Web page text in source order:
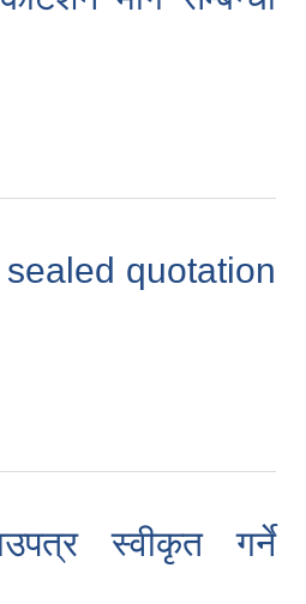
quotation
स्वीकृत गर्ने